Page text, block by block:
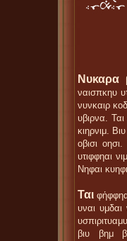
Νυκαρα
ναισπκηυ
νυνκαιρ
υβιρνα. Ται
κιηρνιμ.
οβισι
υτιφφηαι
Νηφαι
Ται
υναι υμδαι
βιυ βημ